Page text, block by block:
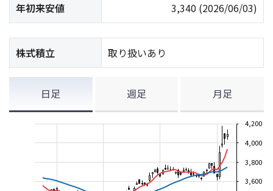
年初来安値 3,340 (2026/06/03)
株式積立 取り扱いあり
日足 週足 月足
3,600
3,800
4,000
4,200